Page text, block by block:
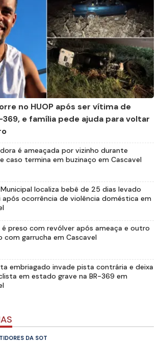
no HUOP após ser vítima de
e família pede ajuda para voltar
é ameaçada por vizinho durante
caso termina em buzinaço em Cascavel
localiza bebê de 25 dias levado
após ocorrência de violência doméstica em
é preso com revólver após ameaça e outro
com garrucha em Cascavel
embriagado invade pista contrária e deixa
em estado grave na BR-369 em
DA SOT